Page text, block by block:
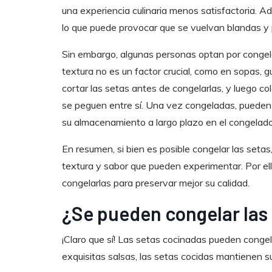
una experiencia culinaria menos satisfactoria.
lo que puede provocar que se vuelvan blandas
Sin embargo, algunas personas optan por
textura no es un factor crucial, como en sopas,
cortar las setas antes de congelarlas, y luego
se peguen entre sí. Una vez congeladas,
su almacenamiento a largo plazo en el
En resumen, si bien es posible congelar las
textura y sabor que pueden experimentar. Por
congelarlas para preservar mejor su calidad.
¿Se pueden congelar
¡Claro que sí! Las setas cocinadas pueden
exquisitas salsas, las setas cocidas mantienen